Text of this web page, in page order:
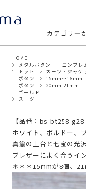
カテゴリ―
メタルボタン
スナップボタン
ビジューボタン
20mm
～21mm
HOME
メタルボタン
エンブレ
セット
スーツ・ジャケ
ボタン
15mm～16mm
ボタン
20mm-21mm
ゴールド
スーツ
【品番：bs-bt258-
ホワイト、ボルドー、
真鍮の土台と七宝の光
ブレザーによく合うイ
＊＊＊15mmが8個、